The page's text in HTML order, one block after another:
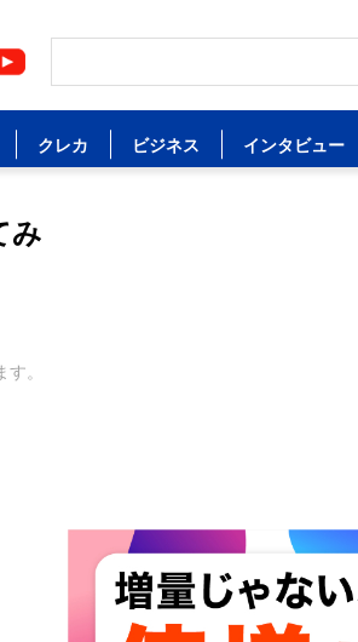
クレカ ビジネス インタビュー
み
す。